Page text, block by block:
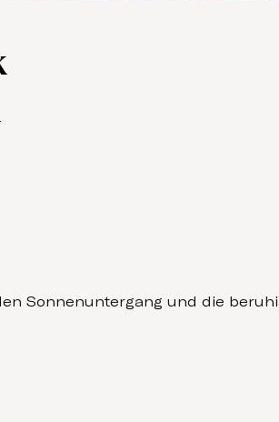
Sonnenuntergang und die